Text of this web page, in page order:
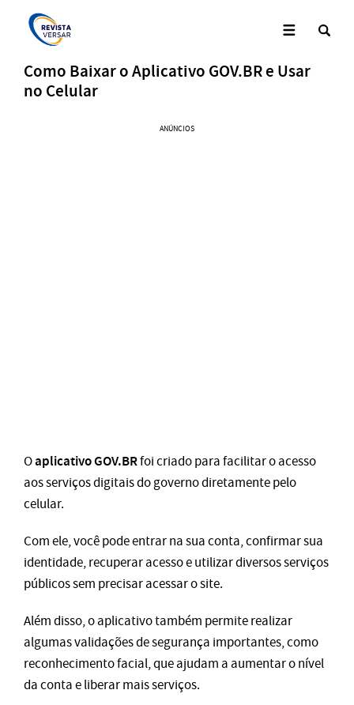
Como Baixar o Aplicativo GOV.BR e Usar
no Celular
ANÚNCIOS
Oaplicativo GOV.BRfoi criado para facilitar o acesso
aos serviços digitais do governo diretamente pelo
celular.
Com ele, você pode entrar na sua conta, confirmar sua
identidade, recuperar acesso e utilizar diversos serviços
públicos sem precisar acessar o site.
Além disso, o aplicativo também permite realizar
algumas validações de segurança importantes, como
reconhecimento facial, que ajudam a aumentar o nível
da conta e liberar mais serviços.